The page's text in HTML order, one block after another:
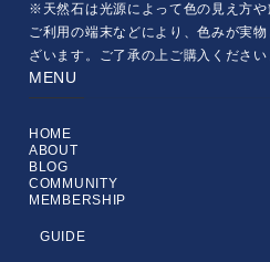
※天然石は光源によって色の見え方
ご利用の端末などにより、色みが実
ざいます。ご了承の上ご購入ください
MENU
HOME
ABOUT
BLOG
COMMUNITY
MEMBERSHIP
GUIDE